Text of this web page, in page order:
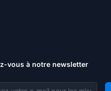
vous à notre newsletter
e-mail